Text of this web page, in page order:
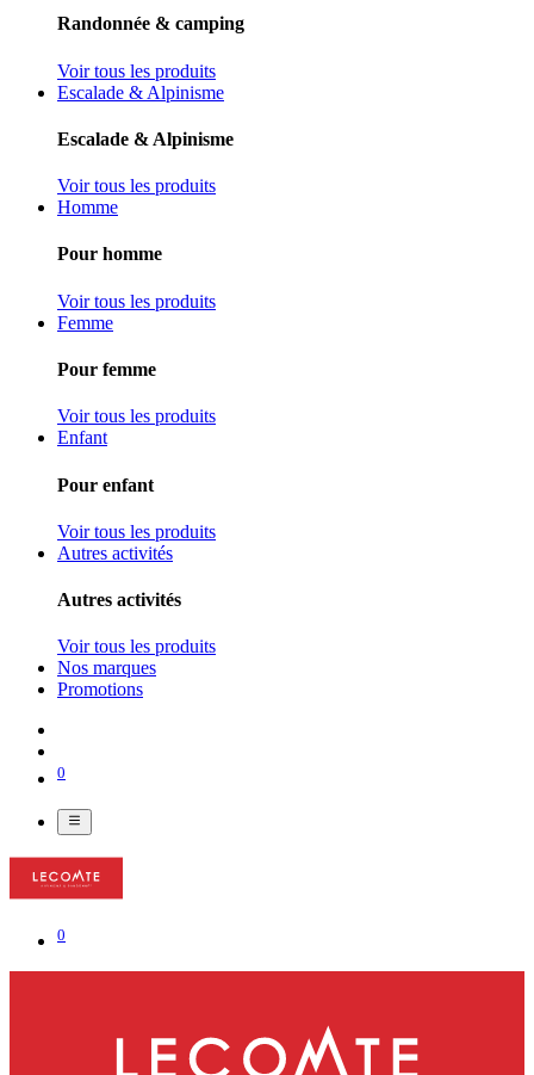
Randonnée & camping
Voir tous les produits
Escalade & Alpinisme
Escalade & Alpinisme
Voir tous les produits
Homme
Pour homme
Voir tous les produits
Femme
Pour femme
Voir tous les produits
Enfant
Pour enfant
Voir tous les produits
Autres activités
Autres activités
Voir tous les produits
Nos marques
Promotions
0
0